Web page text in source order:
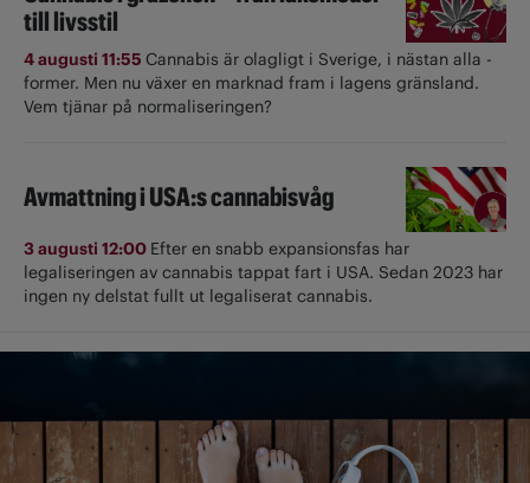
till livsstil
4 augusti 11:55 Cannabis är olagligt i ­Sverige, i nästan alla ­
former. Men nu växer en marknad fram i lagens gränsland.
Vem tjänar på normaliseringen?
Avmattning i USA:s cannabisvåg
3 augusti 12:00 Efter en snabb expansionsfas har
legaliseringen av cannabis tappat fart i USA. Sedan 2023 har
ingen ny delstat fullt ut ­legaliserat cannabis.